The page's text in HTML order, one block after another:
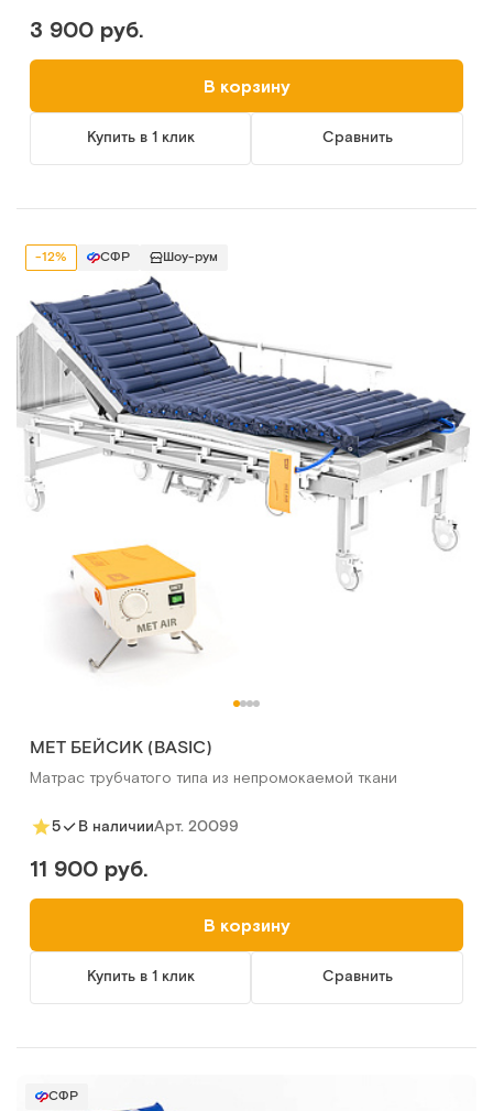
3 900 руб.
В корзину
Купить в 1 клик Сравнить
-12% СФР Шоу-рум
MET БЕЙСИК (BASIC)
Матрас трубчатого типа из непромокаемой ткани
5 В наличииАрт. 20099
11 900 руб.
В корзину
Купить в 1 клик Сравнить
СФР